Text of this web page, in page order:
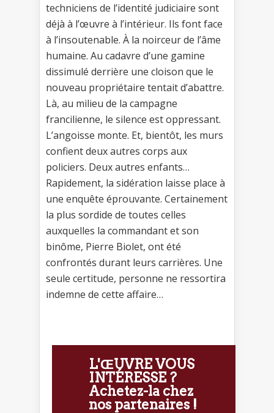
techniciens de l’identité judiciaire sont
déjà à l’œuvre à l’intérieur. Ils font face
à l’insoutenable. À la noirceur de l’âme
humaine. Au cadavre d’une gamine
dissimulé derrière une cloison que le
nouveau propriétaire tentait d’abattre.
Là, au milieu de la campagne
francilienne, le silence est oppressant.
L’angoisse monte. Et, bientôt, les murs
confient deux autres corps aux
policiers. Deux autres enfants…
Rapidement, la sidération laisse place à
une enquête éprouvante. Certainement
la plus sordide de toutes celles
auxquelles la commandant et son
binôme, Pierre Biolet, ont été
confrontés durant leurs carrières. Une
seule certitude, personne ne ressortira
indemne de cette affaire…
L'ŒUVRE VOUS
INTÉRESSE ?
Achetez-la chez
nos partenaires !